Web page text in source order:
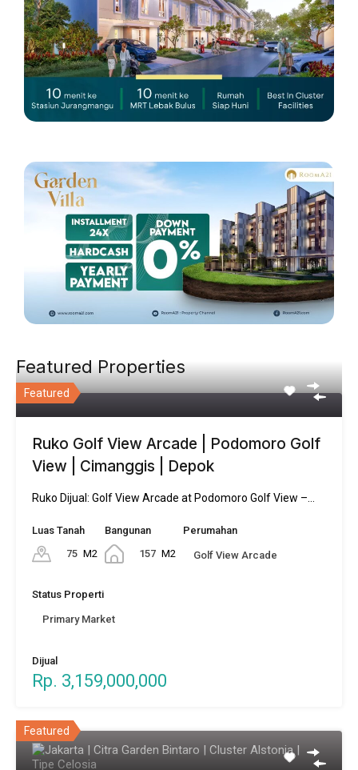
Featured Properties
Featured
Ruko Golf View Arcade | Podomoro Golf
View | Cimanggis | Depok
Ruko Dijual: Golf View Arcade at Podomoro Golf View –…
Luas Tanah
75 M2
Bangunan
157 M2
Perumahan
Golf View Arcade
Status Properti
Primary Market
Dijual
Rp. 3,159,000,000
Featured